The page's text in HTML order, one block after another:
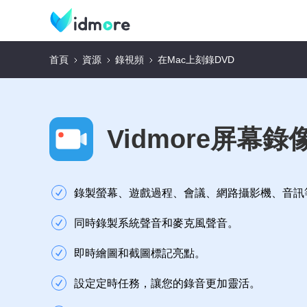
首頁 資源 錄視頻 在Mac上刻錄DVD
Vidmore屏幕錄
錄製螢幕、遊戲過程、會議、網路攝影機、音訊
同時錄製系統聲音和麥克風聲音。
即時繪圖和截圖標記亮點。
設定定時任務，讓您的錄音更加靈活。